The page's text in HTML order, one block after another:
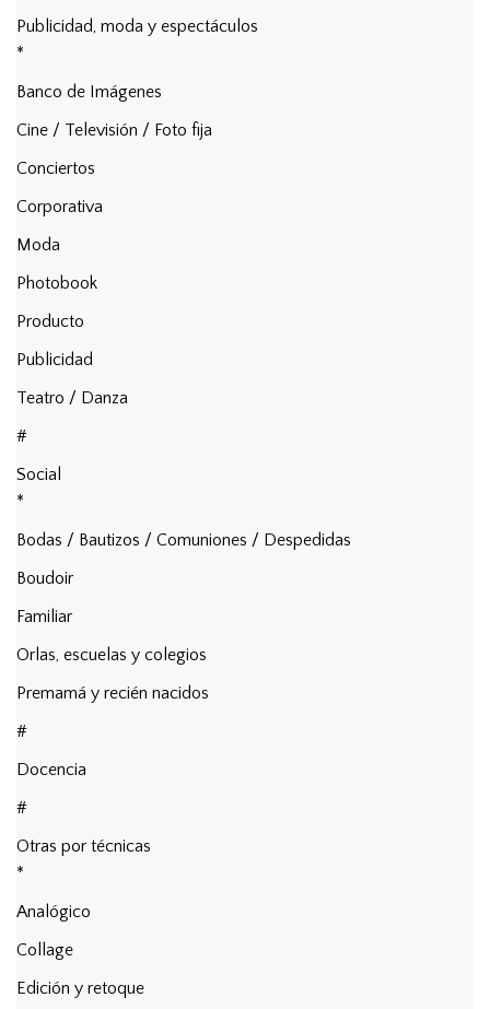
Publicidad, moda y espectáculos
*
Banco de Imágenes
Cine / Televisión / Foto fija
Conciertos
Corporativa
Moda
Photobook
Producto
Publicidad
Teatro / Danza
#
Social
*
Bodas / Bautizos / Comuniones / Despedidas
Boudoir
Familiar
Orlas, escuelas y colegios
Premamá y recién nacidos
#
Docencia
#
Otras por técnicas
*
Analógico
Collage
Edición y retoque